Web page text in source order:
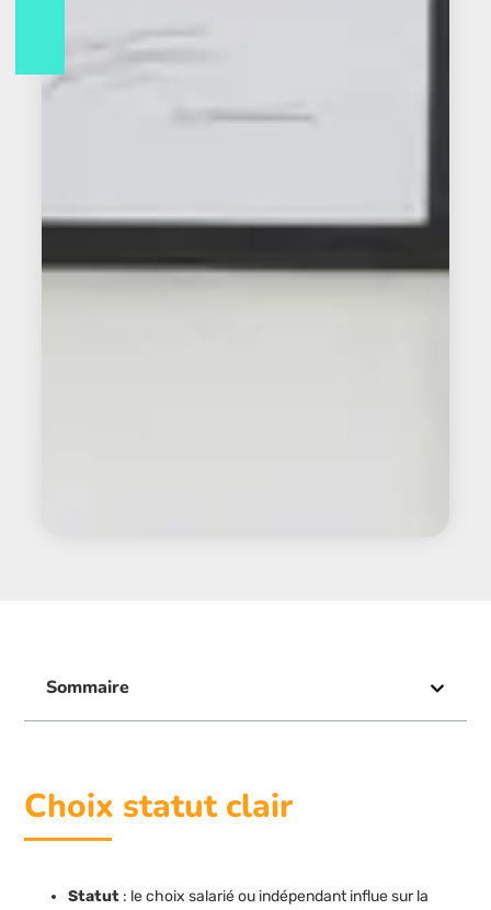
Sommaire
Choix statut clair
Statut : le choix salarié ou indépendant influe sur la